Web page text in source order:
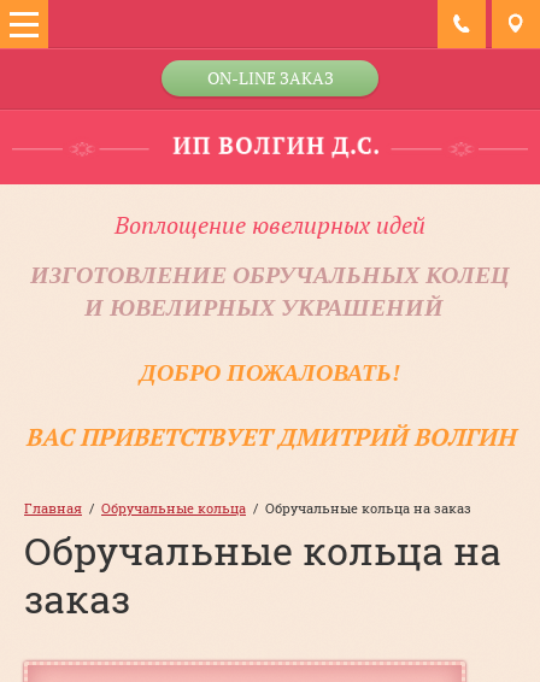
ON-LINE ЗАКАЗ
Воплощение ювелирных идей
ИЗГОТОВЛЕНИЕ ОБРУЧАЛЬНЫХ КОЛЕЦ
И ЮВЕЛИРНЫХ УКРАШЕНИЙ
ДОБРО ПОЖАЛОВАТЬ!
ВАС ПРИВЕТСТВУЕТ ДМИТРИЙ ВОЛГИН
Главная
  /
Обручальные кольца
  /  Обручальные кольца на заказ
Обручальные кольца на
заказ